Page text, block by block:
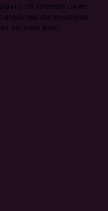
ce monde avec
de modèles
en bien soin .